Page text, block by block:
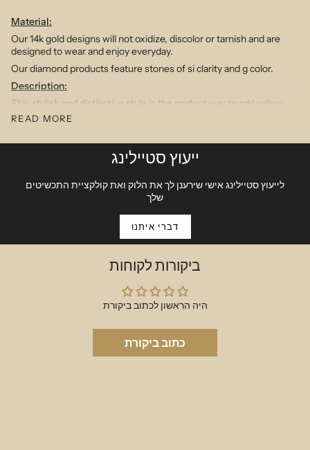
Material:
Our 14k gold designs will not oxidize, discolor or tarnish and are
designed to wear and enjoy everyday.
Our diamond products feature stones of si clarity and g color.
Description:
This stylish and distinctive style is the perfect way to add colour
and chic to your mix. Choose a single colour or one of our mixes.
stand the test of time in any conditions and will become a must
have in nay necklace stack
39cm + 6cm extension option SKU:P1100
READ MORE
ייעוץ סטיילינג
לייעוץ סטיילינג אישי שירענן לך את הלוק ואת קולקציית התכשיטים
שלך
דברי איתנו
ביקורות לקוחות
היה הראשון לכתוב ביקורת
כתוב ביקורת